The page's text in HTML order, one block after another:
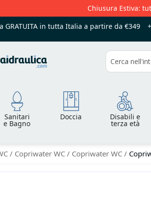
Chiusura Estiva:
GRATUITA in tutta Italia a partire da €349
Cerca
Sanitari
e Bagno
Doccia Disabili e
terza età
Copriwater WC Copriwater WC